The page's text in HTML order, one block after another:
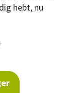
hebt, nu